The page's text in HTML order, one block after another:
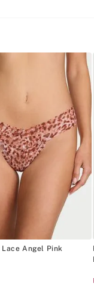
Lace Angel Pink